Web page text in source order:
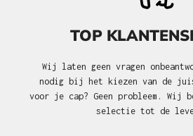
TOP
Wij laten geen vragen
nodig bij het kiezen van de
voor je cap? Geen probleem. Wij
selectie tot de